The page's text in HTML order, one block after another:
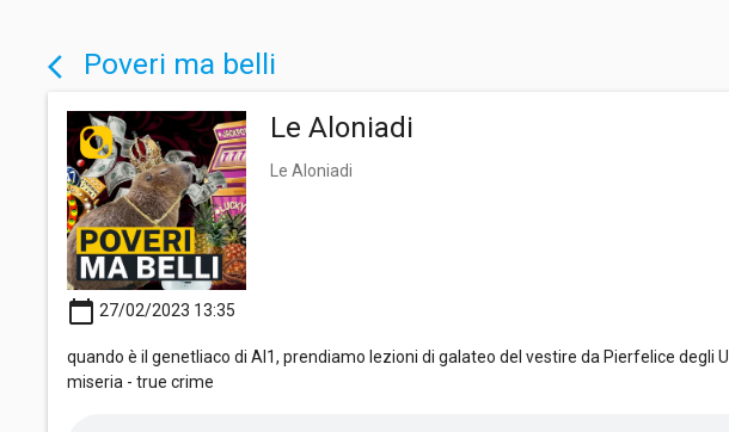
arrow_back_ios Poveri ma belli
Le Aloniadi
Le Aloniadi
calendar_today 27/02/2023 13:35
quando è il genetliaco di Al1, prendiamo lezioni di galateo del vestire da Pierfelice
miseria - true crime